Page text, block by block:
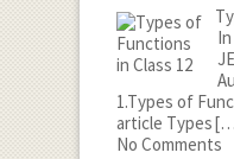
1.Types of
article Types
No Comments